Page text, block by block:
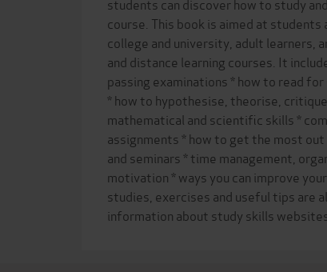
course. This book is aimed at
college and university, adult learners,
and distance learning courses. It
passing examinations * how to read
* how to hypothesise, theorise,
mathematical and scientific skills *
assignments * how to get the most
and seminars * time management,
motivation * ways you can improve
studies, exercises and useful tips are